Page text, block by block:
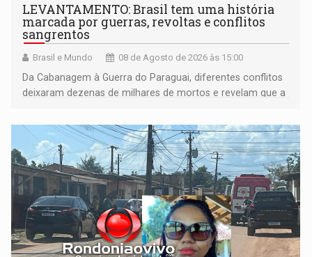
LEVANTAMENTO: Brasil tem uma história
marcada por guerras, revoltas e conflitos
sangrentos
Brasil e Mundo 08 de Agosto de 2026 às 15:00
Da Cabanagem à Guerra do Paraguai, diferentes conflitos
deixaram dezenas de milhares de mortos e revelam que a
territoriais e sociais